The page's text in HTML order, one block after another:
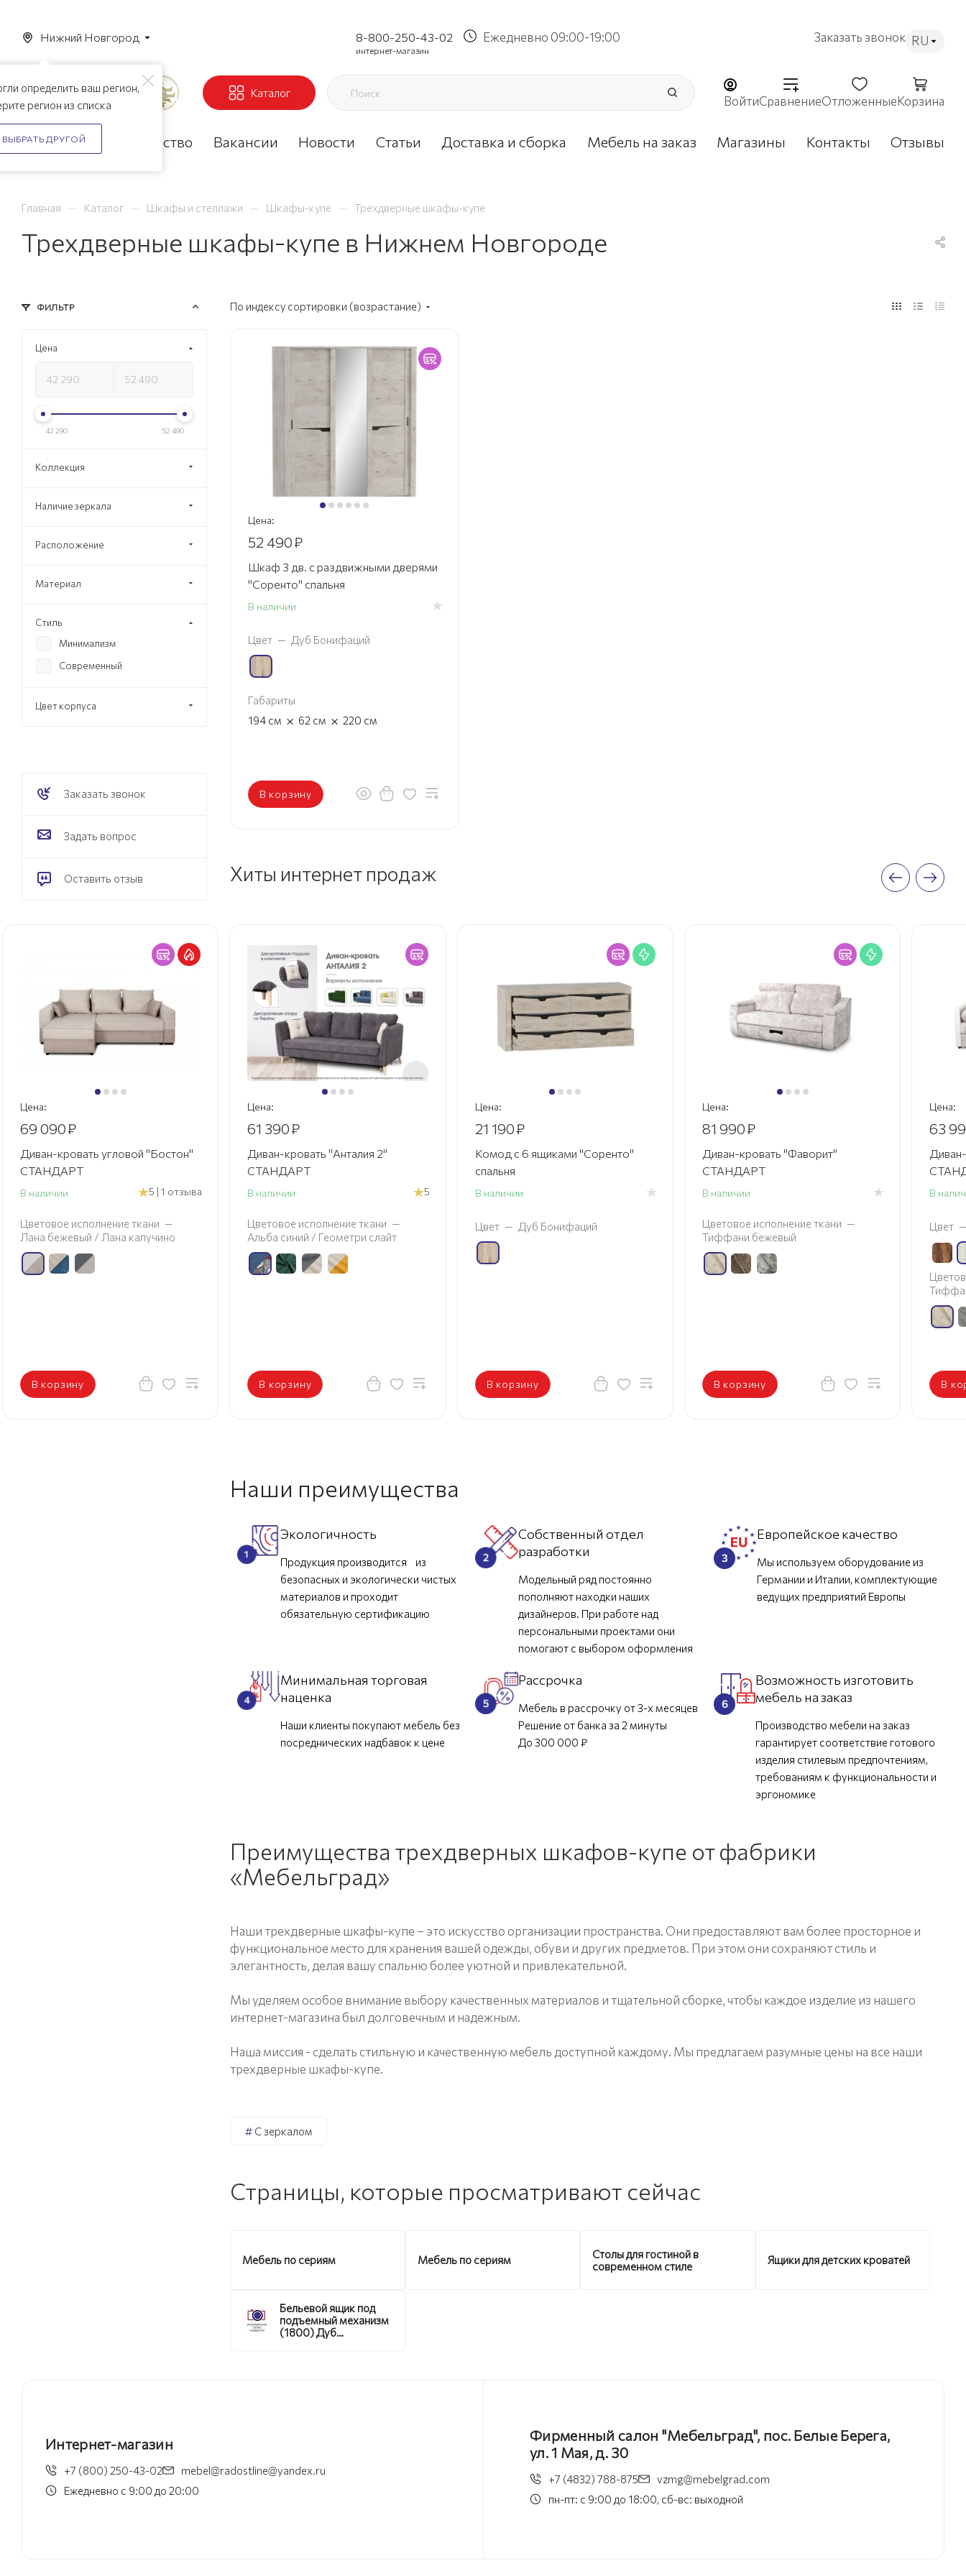
Нижний Новгород
определить ваш регион,
регион из списка
ВЫБРАТЬ ДРУГОЙ
8-800-250-43-02
интернет-магазин
Ежедневно 09:00-19:00 Заказать звонок RU
Каталог
ВойтиСравнениеОтложенныеКорзина
Акции Партнерство Вакансии Новости Статьи Доставка и сборка Мебель на заказ Магазины Контакты Отзывы
Главная — Каталог — Шкафы и стеллажи — Шкафы-купе — Трехдверные шкафы-купе
Трехдверные шкафы-купе в Нижнем Новгороде
По индексу сортировки (возрастание)
Цена:
52 490₽
Шкаф 3 дв. с раздвижными дверями
"Соренто" спальня
В наличии
Цвет — Дуб Бонифаций
Габариты
194 см × 62 см × 220 см
В корзину
Хиты интернет продаж
Цена:
69 090₽
Диван-кровать угловой "Бостон"
СТАНДАРТ
В наличии 5 | 1 отзыва
Цветовое исполнение ткани —
Лана бежевый / Лана капучино
В корзину
Цена:
61 390₽
Диван-кровать "Анталия 2"
СТАНДАРТ
В наличии 5
Цветовое исполнение ткани —
Альба синий / Геометри слайт
В корзину
Цена:
21 190₽
Комод с 6 ящиками "Соренто"
спальня
В наличии
Цвет — Дуб Бонифаций
В корзину
Цена:
81 990₽
Диван-кровать "Фаворит"
СТАНДАРТ
В наличии
Цветовое исполнение ткани —
Тиффани бежевый
В корзину
Цена:
63
В
Цвет
В
Наши преимущества
Экологичность
Продукция производится из
безопасных и экологически чистых
материалов и проходит
обязательную сертификацию
Собственный отдел
разработки
Модельный ряд постоянно
пополняют находки наших
дизайнеров. При работе над
персональными проектами они
помогают с выбором оформления
Европейское качество
Мы используем оборудование из
Германии и Италии, комплектующие
ведущих предприятий Европы
Минимальная торговая
наценка
Наши клиенты покупают мебель без
посреднических надбавок к цене
Рассрочка
Мебель в рассрочку от 3-х месяцев
Решение от банка за 2 минуты
До 300 000 ₽
Возможность изготовить
мебель на заказ
Производство мебели на заказ
гарантирует соответствие готового
изделия стилевым предпочтениям,
требованиям к функциональности и
эргономике
Преимущества трехдверных шкафов-купе от фабрики
«Мебельград»
Наши трехдверные шкафы-купе – это искусство организации пространства. Они предоставляют вам более просторное и
функциональное место для хранения вашей одежды, обуви и других предметов. При этом они сохраняют стиль и
элегантность, делая вашу спальню более уютной и привлекательной.
Мы уделяем особое внимание выбору качественных материалов и тщательной сборке, чтобы каждое изделие из нашего
интернет-магазина был долговечным и надежным.
Наша миссия - сделать стильную и качественную мебель доступной каждому. Мы предлагаем разумные цены на все наши
трехдверные шкафы-купе.
# С зеркалом
Страницы, которые просматривают сейчас
Мебель по сериям Мебель по сериям
Столы для гостиной в
современном стиле
Ящики для детских кроватей
Бельевой ящик под
подъемный механизм
(1800) Дуб
ФИЛЬТР
Цена
42 290 52 490
Коллекция
Наличие зеркала
Расположение
Материал
Стиль
Минимализм
Современный
Цвет корпуса
Заказать звонок
Задать вопрос
Оставить отзыв
Интернет-магазин
+7 (800) 250-43-02
mebel@radostline@yandex.ru
Ежедневно с 9:00 до 20:00
Фирменный салон "Мебельград", пос. Белые Берега,
ул. 1 Мая, д. 30
+7 (4832) 788-875
vzmg@mebelgrad.com
пн-пт: с 9:00 до 18:00, сб-вс: выходной